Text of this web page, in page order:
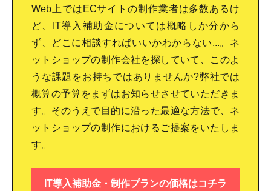
Web上ではECサイトの制作業者は多数あるけ
ど、IT導入補助金については概略しか分から
ず、どこに相談すればいいかわからない...。ネ
ットショップの制作会社を探していて、このよ
うな課題をお持ちではありませんか?弊社では
概算の予算をまずはお知らせさせていただきま
す。そのうえで目的に沿った最適な方法で、ネ
ットショップの制作におけるご提案をいたしま
す。
IT導入補助金・制作プランの価格はコチラ